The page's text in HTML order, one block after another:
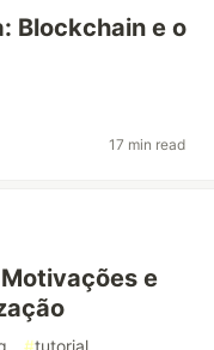
Blockchain e o
17 min read
e
#tutorial